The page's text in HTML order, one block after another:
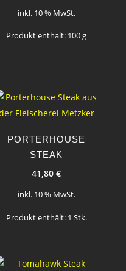
inkl. 10 % MwSt.
Produkt enthält: 100g
PORTERHOUSE
STEAK
41,80€
inkl. 10 % MwSt.
Produkt enthält: 1 Stk.